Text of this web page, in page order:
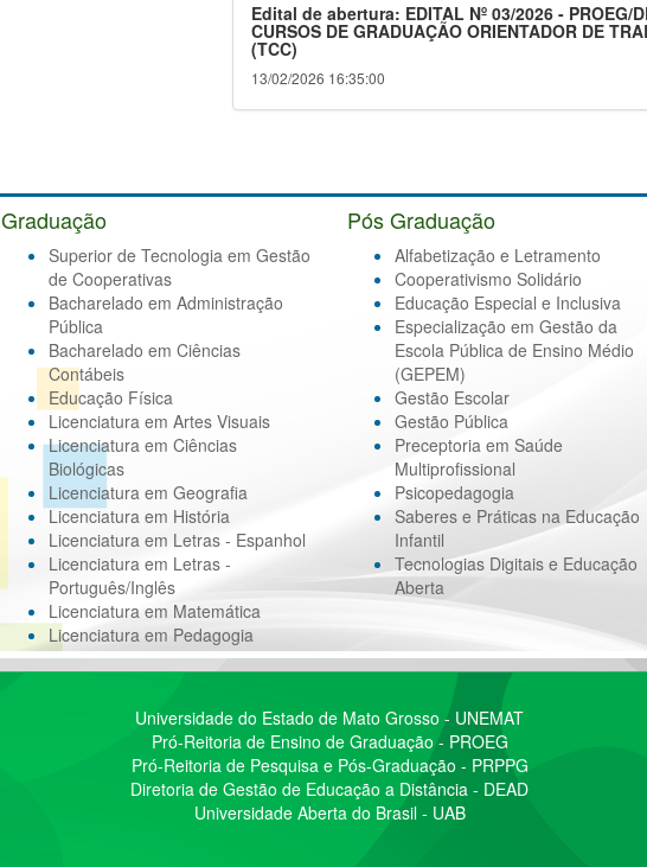
Edital de abertura: EDITAL Nº 03/2026 - PROEG/
CURSOS DE GRADUAÇÃO ORIENTADOR DE
(TCC)
13/02/2026 16:35:00
Graduação
Superior de Tecnologia em Gestão
de Cooperativas
Bacharelado em Administração
Pública
Bacharelado em Ciências
Contábeis
Educação Física
Licenciatura em Artes Visuais
Licenciatura em Ciências
Biológicas
Licenciatura em Geografia
Licenciatura em História
Licenciatura em Letras - Espanhol
Licenciatura em Letras -
Português/Inglês
Licenciatura em Matemática
Licenciatura em Pedagogia
Pós Graduação
Alfabetização e Letramento
Cooperativismo Solidário
Educação Especial e Inclusiva
Especialização em Gestão da
Escola Pública de Ensino Médio
(GEPEM)
Gestão Escolar
Gestão Pública
Preceptoria em Saúde
Multiprofissional
Psicopedagogia
Saberes e Práticas na Educação
Infantil
Tecnologias Digitais e Educação
Aberta
Universidade do Estado de Mato Grosso - UNEMAT
Pró-Reitoria de Ensino de Graduação - PROEG
Pró-Reitoria de Pesquisa e Pós-Graduação - PRPPG
Diretoria de Gestão de Educação a Distância - DEAD
Universidade Aberta do Brasil - UAB